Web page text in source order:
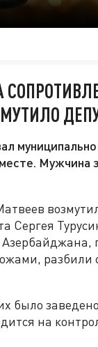
Мужчина
Сергея
разбили
на